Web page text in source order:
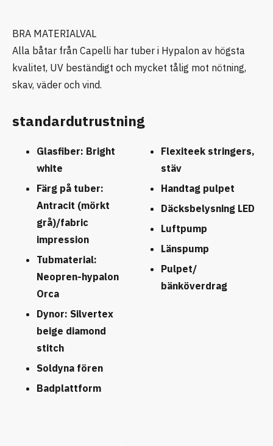
BRA MATERIALVAL
Alla båtar från Capelli har tuber i Hypalon av högsta
kvalitet, UV beständigt och mycket tålig mot nötning,
skav, väder och vind.
standardutrustning
Glasfiber: Bright
white
Färg på tuber:
Antracit (mörkt
grå)/fabric
impression
Tubmaterial:
Neopren-hypalon
Orca
Dynor: Silvertex
beige diamond
stitch
Soldyna fören
Badplattform
Flexiteek stringers,
stäv
Handtag pulpet
Däcksbelysning LED
Luftpump
Länspump
Pulpet/
bänköverdrag